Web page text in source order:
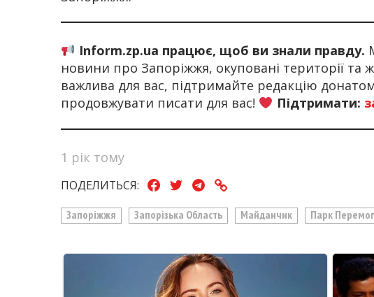
Inform.zp.ua працює, щоб ви знали правду.
новини про Запоріжжя, окуповані території та
важлива для вас, підтримайте редакцію
продовжувати писати для вас!
Підтримати:
1 рік тому
ПОДЕЛИТЬСЯ:
Запоріжжя Запорізька Область Майданчик Парк